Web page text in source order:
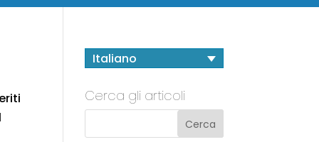
Italiano
Cerca gli articoli